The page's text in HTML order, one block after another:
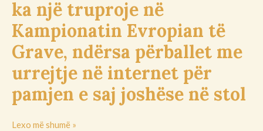
ka një truproje në
Kampionatin Evropian të
Grave, ndërsa përballet me
urrejtje në internet për
pamjen e saj joshëse në stol
Evropian
të
Grave,
ndërsa
përballet
me
urrejtje
internet
Lexo më shumë »